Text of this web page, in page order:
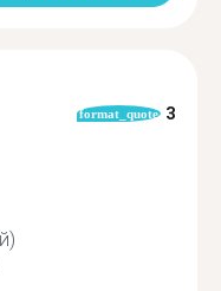
format_quote 3